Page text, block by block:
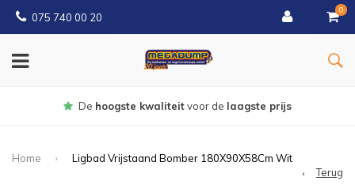
075 740 00 20
0
Gratisbezorgd vanaf € 150
Home
Ligbad Vrijstaand Bomber 180X90X58Cm Wit
Terug